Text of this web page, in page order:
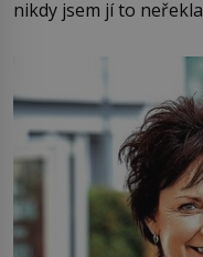
nikdy jsem jí to
Jsme spolu moc rádi